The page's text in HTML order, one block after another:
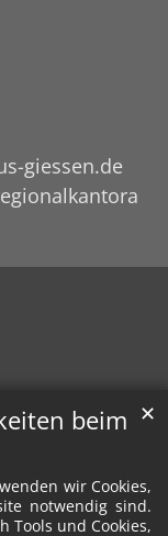
beim
wir Cookies,
notwendig sind.
Tools und Cookies,
✕
giessen.de